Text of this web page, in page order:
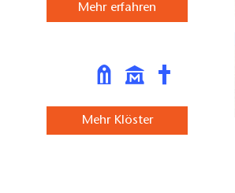
Mehr erfahren
Mehr Klöster